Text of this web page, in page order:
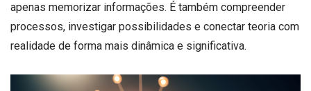
apenas memorizar informações. É também compreender
processos, investigar possibilidades e conectar teoria com
realidade de forma mais dinâmica e significativa.